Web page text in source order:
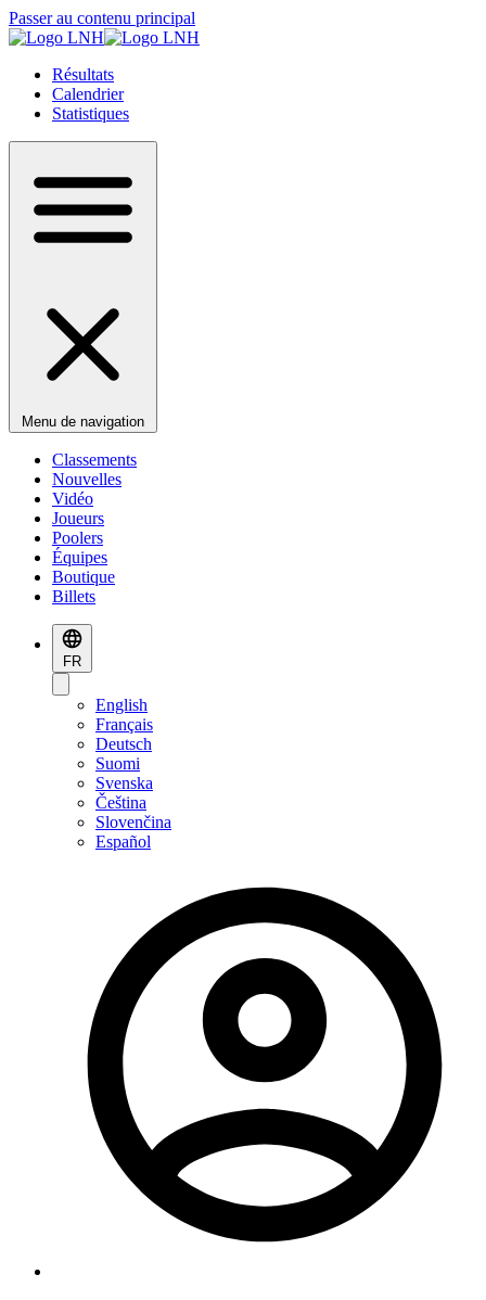
Passer au contenu principal
Résultats
Calendrier
Statistiques
Menu de navigation
Classements
Nouvelles
Vidéo
Joueurs
Poolers
Équipes
Boutique
Billets
FR
English
Français
Deutsch
Suomi
Svenska
Čeština
Slovenčina
Español